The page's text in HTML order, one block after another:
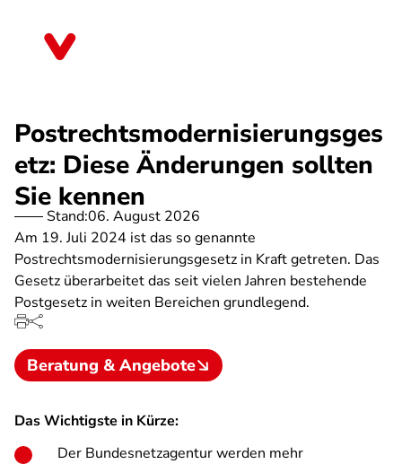
Postrechtsmodernisierungsges
etz: Diese Änderungen sollten
Sie kennen
Stand:06. August 2026
Am 19. Juli 2024 ist das so genannte
Postrechtsmodernisierungsgesetz in Kraft getreten. Das
Gesetz überarbeitet das seit vielen Jahren bestehende
Postgesetz in weiten Bereichen grundlegend.
Beratung & Angebote
Das Wichtigste in Kürze:
Der Bundesnetzagentur werden mehr